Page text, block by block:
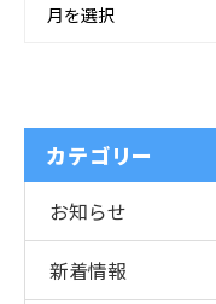
月を選択
カテゴリー
お知らせ
新着情報